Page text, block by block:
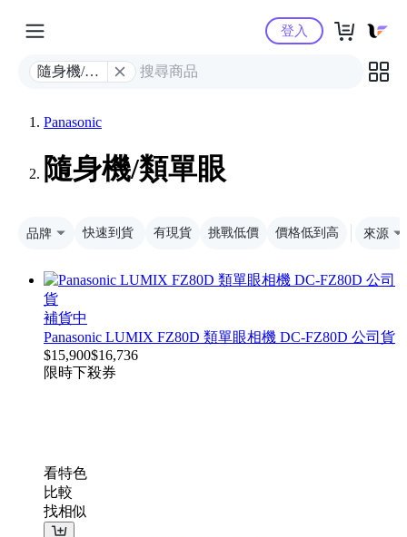
Yahoo購物中心
隨身機/類
登入
Panasonic
隨身機/類單眼
品牌 快速到貨 有現貨 挑戰低價 價格低到高 來源
補貨中
Panasonic LUMIX FZ80D 類單眼相機 DC-FZ80D 公司貨
$15,900$16,736
限時下殺券
看特色
比較
找相似